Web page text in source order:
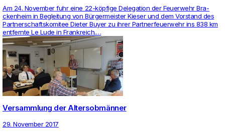
Am 24. November fuhr eine 22-köpfige Dele­ga­tion der Feu­er­wehr Bra­
cken­heim in Beglei­tung von Bürger­meister Kieser und dem Vor­stand des
Part­ner­schafts­ko­mitee Dieter Buyer zu ihrer Part­ner­feu­er­wehr ins 838 km
ent­fernte Le Lude in Frank­reich.…
Versammlung der Altersobmänner
29. November 2017